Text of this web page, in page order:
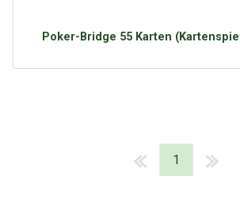
Poker-Bridge 55 Karten
1